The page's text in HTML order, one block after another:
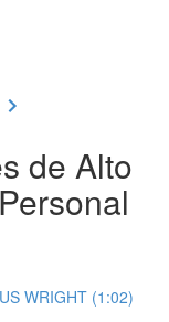
de Alto
WRIGHT (1:02)